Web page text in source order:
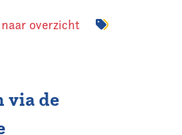
naar overzicht
via de